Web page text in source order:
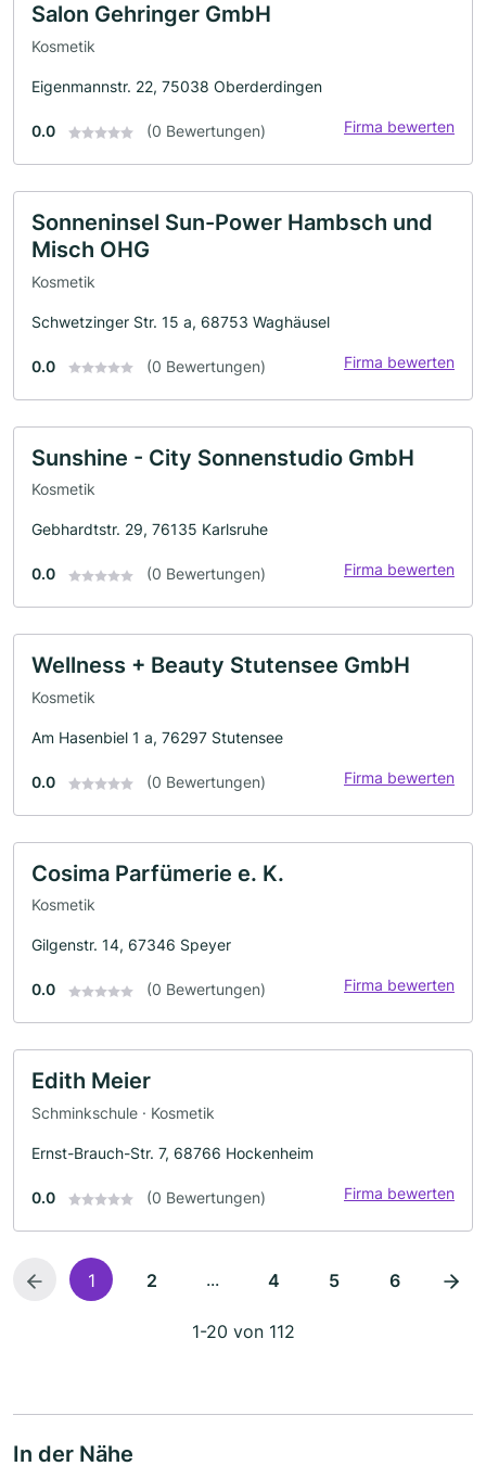
Salon Gehringer GmbH
Kosmetik
Eigenmannstr. 22, 75038 Oberderdingen
0.0 (0 Bewertungen) Firma bewerten
Sonneninsel Sun-Power Hambsch und
Misch OHG
Kosmetik
Schwetzinger Str. 15 a, 68753 Waghäusel
0.0 (0 Bewertungen) Firma bewerten
Sunshine - City Sonnenstudio GmbH
Kosmetik
Gebhardtstr. 29, 76135 Karlsruhe
0.0 (0 Bewertungen) Firma bewerten
Wellness + Beauty Stutensee GmbH
Kosmetik
Am Hasenbiel 1 a, 76297 Stutensee
0.0 (0 Bewertungen) Firma bewerten
Cosima Parfümerie e. K.
Kosmetik
Gilgenstr. 14, 67346 Speyer
0.0 (0 Bewertungen) Firma bewerten
Edith Meier
Schminkschule · Kosmetik
Ernst-Brauch-Str. 7, 68766 Hockenheim
0.0 (0 Bewertungen) Firma bewerten
1 2 ... 4 5 6
1-20 von 112
In der Nähe